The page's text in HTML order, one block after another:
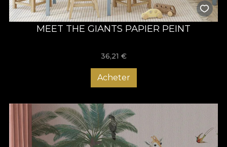
MEET THE GIANTS PAPIER PEINT
36,21 €
Acheter